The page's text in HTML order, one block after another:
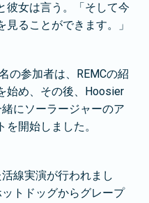
彼女は言う。「そして今
ることができます。」
の参加者は、REMCの紹
始め、その後、Hoosier
にソーラージャーのア
開始しました。
線実演が行われまし
トドッグからグレープ